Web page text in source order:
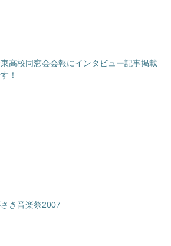
高校同窓会会報にインタビュー記事掲載
！
き音楽祭2007